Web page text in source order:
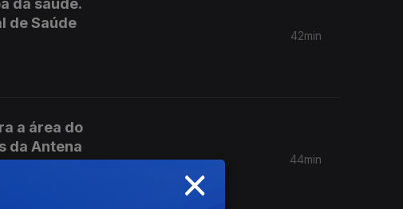
da saúde.
de Saúde
42min
a área do
da Antena
44min
×